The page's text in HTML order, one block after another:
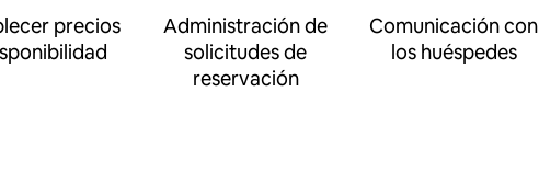
precios
Administración de
solicitudes de
reservación
Comunicación con
los huéspedes